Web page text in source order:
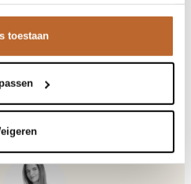
toestaan
Losvallend
Freebird
Delvera
00033298
00033298
Glitter
Korte mouw
Haaksluiting, Strikceintuur
Geheel gevoerd
verzending vanaf €99. Alle
volgen. Bestel je voor 21:45
je pakket vandaag nog
the look